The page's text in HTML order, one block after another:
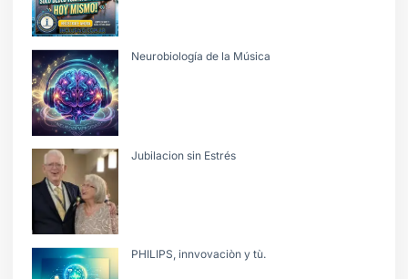
Neurobiología de la Música
Jubilacion sin Estrés
PHILIPS, innvovaciòn y tù.